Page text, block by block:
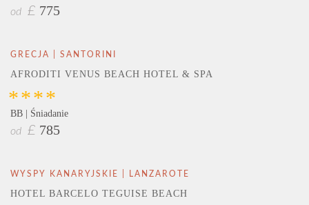
od £ 775
GRECJA | SANTORINI
AFRODITI VENUS BEACH HOTEL & SPA
****
BB | Śniadanie
od £ 785
WYSPY KANARYJSKIE | LANZAROTE
HOTEL BARCELO TEGUISE BEACH